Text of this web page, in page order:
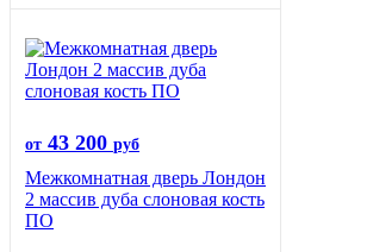
от 43 200 руб
Межкомнатная дверь Лондон
2 массив дуба слоновая кость
ПО